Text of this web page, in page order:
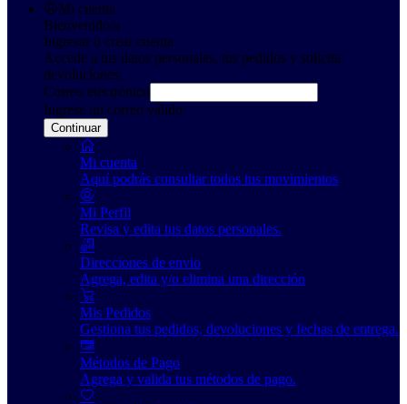
Mi cuenta
Bienvenido/a
Ingresar o crear cuenta
Accede a tus datos personales, tus pedidos y solicita
devoluciones:
Correo electrónico
Ingrese un correo válido
Continuar
Mi cuenta
Aquí podrás consultar todos tus movimientos
Mi Perfil
Revisa y edita tus datos personales.
Direcciones de envio
Agrega, edita y/o elimina una dirección
Mis Pedidos
Gestiona tus pedidos, devoluciones y fechas de entrega.
Métodos de Pago
Agrega y valida tus métodos de pago.